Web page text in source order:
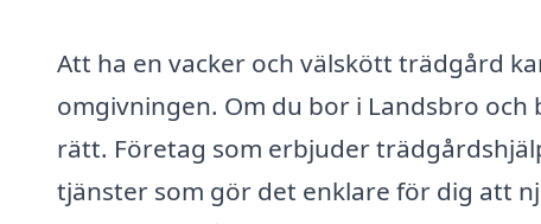
Att ha en vacker och välskött trädgård
omgivningen. Om du bor i Landsbro
rätt. Företag som erbjuder
tjänster som gör det enklare för dig att